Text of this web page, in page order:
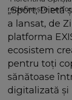
redefinește
„Sport, Dietă
a lansat, de
platforma
ecosistem
pentru toți
sănătoase
digitalizată și